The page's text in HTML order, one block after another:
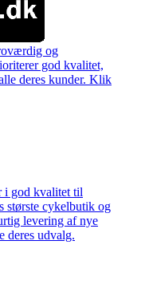
og
god kvalitet,
deres kunder. Klik
i god kvalitet til
største cykelbutik og
levering af nye
deres udvalg.